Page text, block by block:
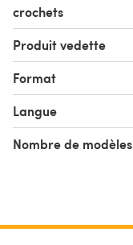
crochets
Produit vedette
Format
Langue
Nombre de modèles